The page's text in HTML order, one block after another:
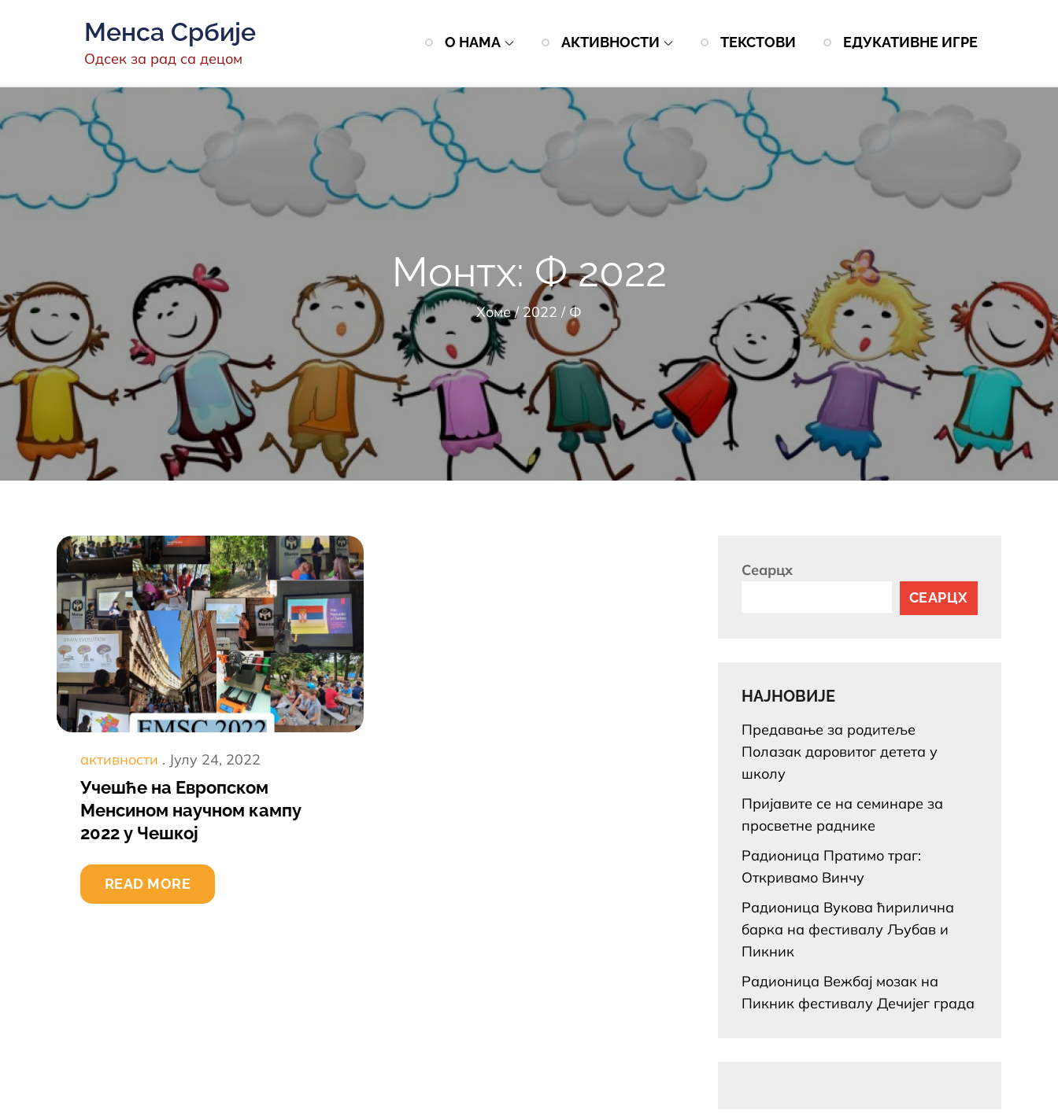
Менса Србије
Одсек за рад са децом
О НАМА АКТИВНОСТИ ТЕКСТОВИ ЕДУКАТИВНЕ ИГРЕ
Монтх: Ф 2022
Хоме 2022 Ф
активности
Постед
он
Јулy 24, 2022
Учешће на Европском
Менсином научном кампу
2022 у Чешкој
READ MORE
Сеарцх
СЕАРЦХ
НАЈНОВИЈЕ
Предавање за родитеље
Полазак даровитог детета у
школу
Пријавите се на семинаре за
просветне раднике
Радионица Пратимо траг:
Откривамо Винчу
Радионица Вукова ћирилична
барка на фестивалу Љубав и
Пикник
Радионица Вежбај мозак на
Пикник фестивалу Дечијег града